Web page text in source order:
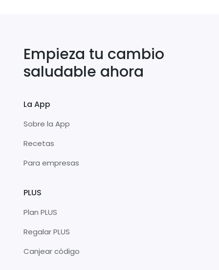
Empieza tu cambio
saludable ahora
La App
Sobre la App
Recetas
Para empresas
PLUS
Plan PLUS
Regalar PLUS
Canjear código